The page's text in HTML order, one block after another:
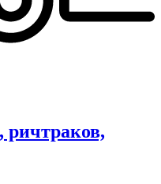
ричтраков,